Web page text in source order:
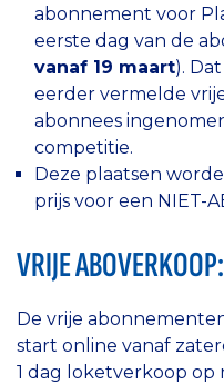
abonnement voor
eerste dag van de
vanaf 19 maart).
eerder vermelde
abonnees
competitie.
Deze plaatsen
prijs voor een NIET-
VRIJE ABOVERKOOP:
De vrije
start online vanaf
1 dag loketverkoop op